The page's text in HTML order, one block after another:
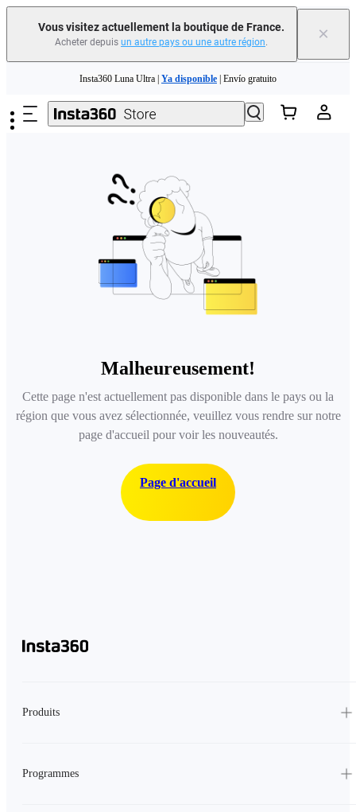
Vous visitez actuellement la boutique de France.
Acheter depuis un autre pays ou une autre région. ×
Need shopping help? | Chat with our experts now!
Insta360 Luna Ultra | Ya disponible | Envío gratuito
Malheureusement!
Cette page n'est actuellement pas disponible dans le pays ou la
région que vous avez sélectionnée, veuillez vous rendre sur notre
page d'accueil pour voir les nouveautés.
Page d'accueil
Produits
Programmes